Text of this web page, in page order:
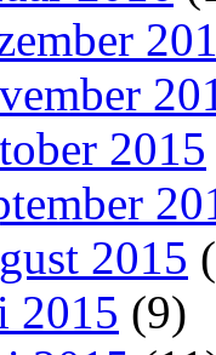
2015
2015
2015 (9)